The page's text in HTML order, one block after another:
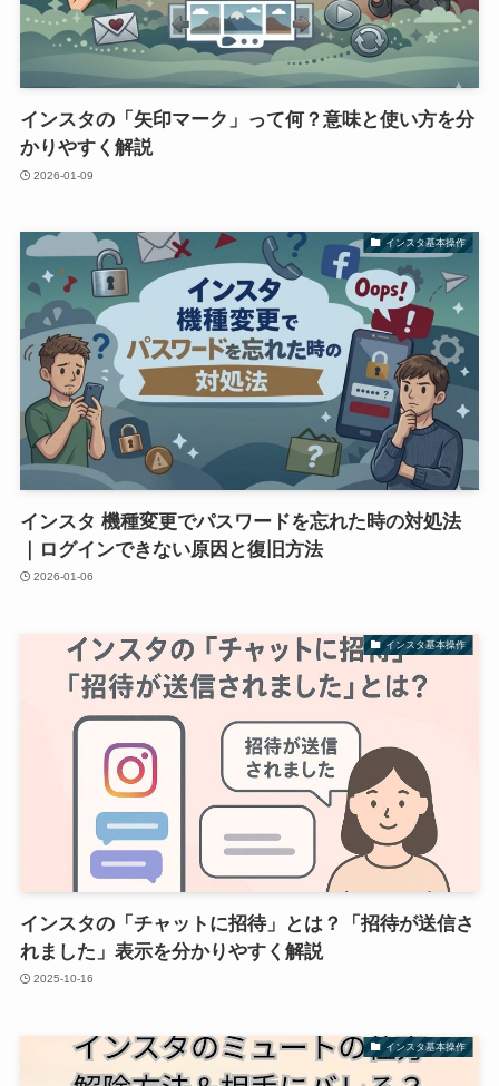
インスタの「矢印マーク」って何？意味と使い方を分
かりやすく解説
2026-01-09
インスタ基本操作
インスタ 機種変更でパスワードを忘れた時の対処法
｜ログインできない原因と復旧方法
2026-01-06
インスタ基本操作
インスタの「チャットに招待」とは？「招待が送信さ
れました」表示を分かりやすく解説
2025-10-16
インスタ基本操作